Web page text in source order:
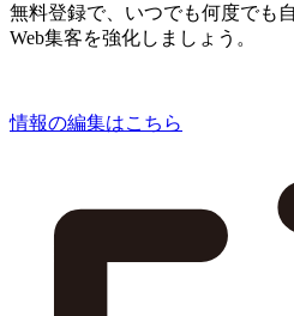
無料登録で、いつでも何度でも
Web集客を強化しましょう。
情報の編集はこちら